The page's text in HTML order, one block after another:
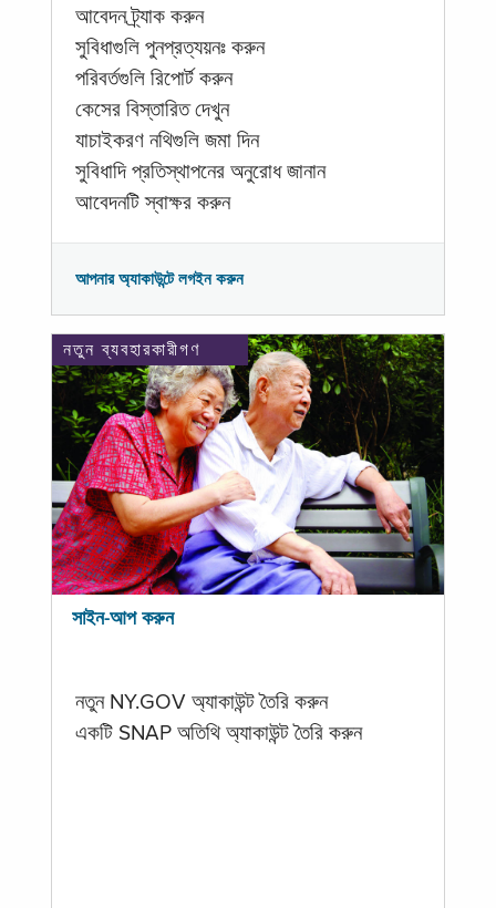
আবেদন ট্র্যাক করুন
সুবিধাগুলি পুনপ্রত্যয়নঃ করুন
পরিবর্তগুলি রিপোর্ট করুন
কেসের বিস্তারিত দেখুন
যাচাইকরণ নথিগুলি জমা দিন
সুবিধাদি প্রতিস্থাপনের অনুরোধ জানান
আবেদনটি স্বাক্ষর করুন
আপনার অ্যাকাউন্টে লগইন করুন
নতুন ব্যবহারকারীগণ
সাইন-আপ করুন
নতুন NY.GOV অ্যাকাউন্ট তৈরি করুন
একটি SNAP অতিথি অ্যাকাউন্ট তৈরি করুন